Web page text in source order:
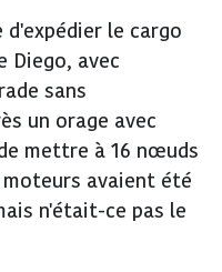
le cargo
Diego, avec
sans
un orage avec
mettre à 16 nœuds
avaient été
n'était-ce pas le